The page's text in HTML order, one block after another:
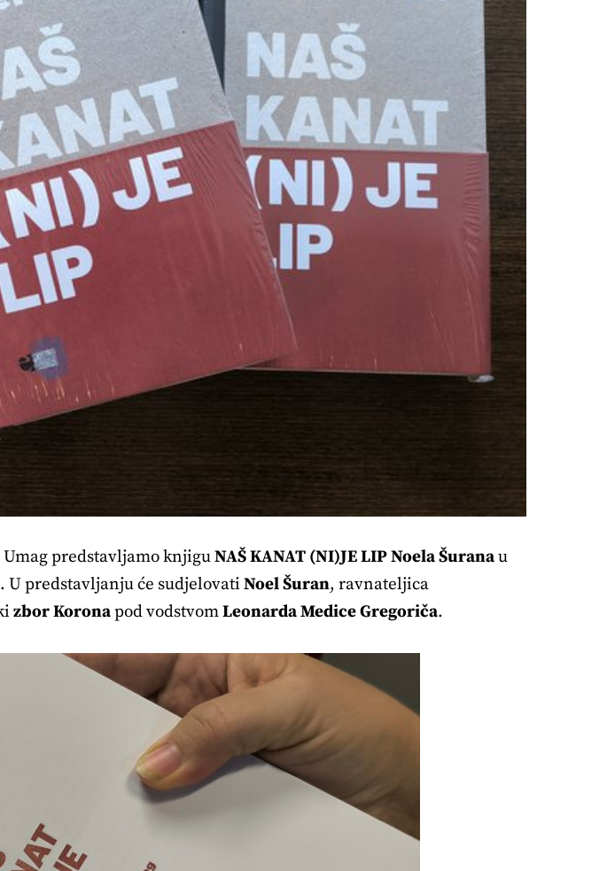
Umag predstavljamo knjiguNAŠ KANAT (NI)JE LIPNoela Šuranau
U predstavljanju će sudjelovati Noel Šuran, ravnateljica
zborKoronapod vodstvomLeonarda Medice Gregoriča.